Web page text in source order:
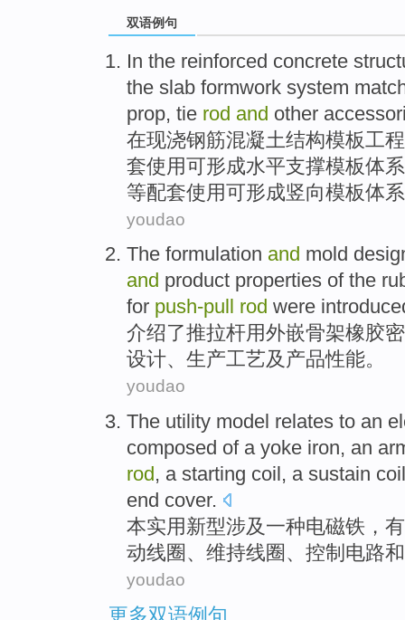
双语例句
In the reinforced concrete
the slab formwork system
prop, tie rod and other
在现浇钢筋混凝土结构模板工程
套使用可形成水平支撑模板体系
等配套使用可形成竖向模板体
youdao
The formulation and mold
and product properties ofthe
for push-pull rod were
介绍了推拉杆用外嵌骨架橡胶
设计、 生产工艺及 产品性能。
youdao
The utility model relates to an
composed of a yoke iron, an
rod, a starting coil, a sustain coil
end cover.
本实用新型涉及 一种电磁铁 ，有
动线圈 、 维持线圈、 控制 电路
youdao
更多双语例句